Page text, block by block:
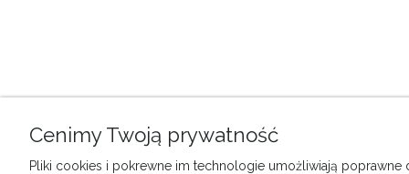
Cenimy Twoją prywatność
Pliki cookies i pokrewne im technologie umożliwiają poprawne